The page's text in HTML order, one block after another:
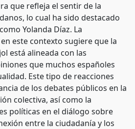
que refleja el sentir de la
lo cual ha sido destacado
Yolanda Díaz. La
este contexto sugiere que la
está alineada con las
que muchos españoles
Este tipo de reacciones
de los debates públicos en la
colectiva, así como la
políticas en el diálogo sobre
entre la ciudadanía y los